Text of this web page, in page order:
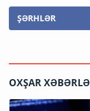
ŞƏRHLƏR
OXŞAR